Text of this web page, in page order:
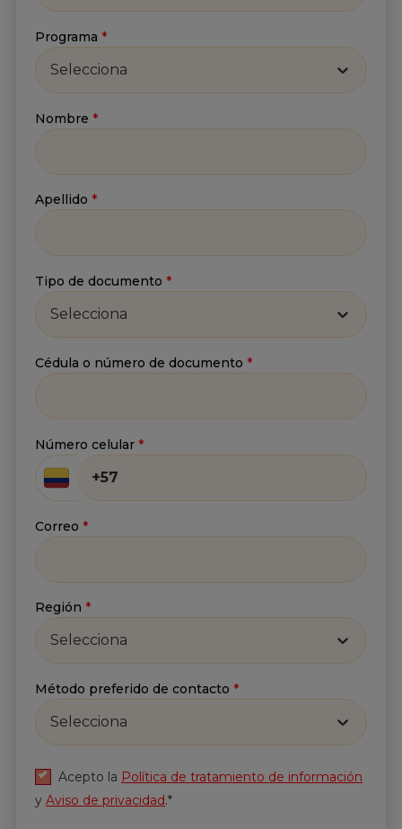
Correo *
Política de tratamiento de
informaciónyAviso de privacidad.*
Programa *
Selecciona
Nombre *
Apellido *
Tipo de documento *
Selecciona
Cédula o número de documento *
Número celular *
Correo *
Región *
Selecciona
Método preferido de contacto *
Selecciona
Acepto la Política de tratamiento de información
y Aviso de privacidad.*